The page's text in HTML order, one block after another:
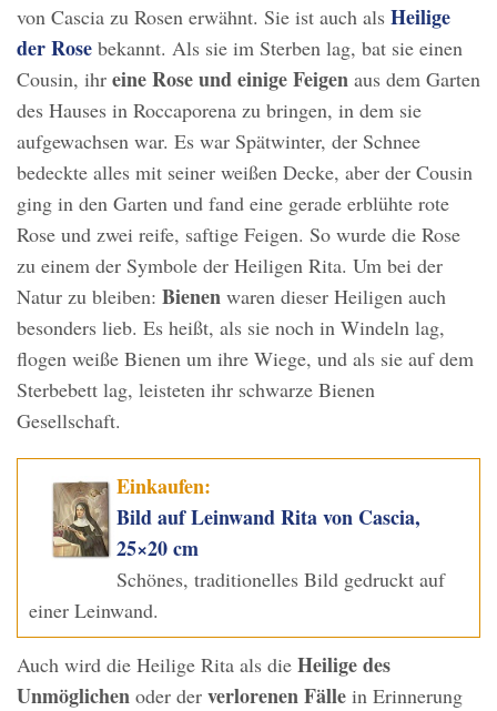
von Cascia zu Rosen erwähnt. Sie ist auch als Heilige
der Rose bekannt. Als sie im Sterben lag, bat sie einen
Cousin, ihr eine Rose und einige Feigen aus dem Garten
des Hauses in Roccaporena zu bringen, in dem sie
aufgewachsen war. Es war Spätwinter, der Schnee
bedeckte alles mit seiner weißen Decke, aber der Cousin
ging in den Garten und fand eine gerade erblühte rote
Rose und zwei reife, saftige Feigen. So wurde die Rose
zu einem der Symbole der Heiligen Rita. Um bei der
Natur zu bleiben: Bienen waren dieser Heiligen auch
besonders lieb. Es heißt, als sie noch in Windeln lag,
flogen weiße Bienen um ihre Wiege, und als sie auf dem
Sterbebett lag, leisteten ihr schwarze Bienen
Gesellschaft.
Einkaufen:
Bild auf Leinwand Rita von Cascia,
25×20 cm
Schönes, traditionelles Bild gedruckt auf
einer Leinwand.
Auch wird die Heilige Rita als die Heilige des
Unmöglichen oder der verlorenen Fälle in Erinnerung